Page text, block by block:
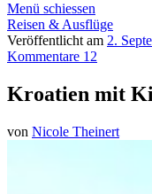
Menü schiessen
Reisen & Ausflüge
Veröffentlicht am 2.
Kommentare 12
Kroatien mit
von Nicole Theinert